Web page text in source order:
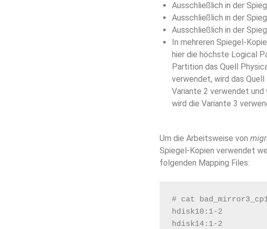
Ausschließlich in der
Ausschließlich in der
Ausschließlich in der
In mehreren Spiegel-
hier die höchste Logical
Partition das Quell
verwendet, wird das
Variante 2 verwendet und
wird die Variante 3
Um die Arbeitsweise von
Spiegel-Kopien verwendet
folgenden Mapping Files:
# cat
hdisk10:1-2
hdisk14:1-2